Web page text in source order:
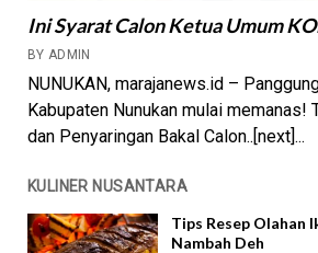
Ini Syarat Calon Ketua Umum
BY ADMIN
NUNUKAN, marajanews.id –
Kabupaten Nunukan mulai memanas!
dan Penyaringan Bakal Calon..[next]...
KULINER NUSANTARA
Tips Resep Olahan
Nambah Deh